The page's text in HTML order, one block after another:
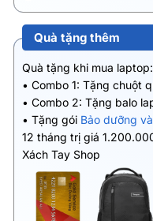
Quà tặng thêm
Quà tặng khi mua
• Combo 1: Tặng chuột
• Combo 2: Tặng balo
• Tặng gói Bảo dưỡng
12 tháng trị giá
Xách Tay Shop